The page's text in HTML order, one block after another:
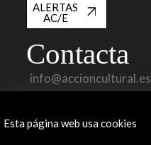
ALERTAS
AC/E
Contacta
info@accioncultural.es
José Abascal, 4 - 4º
Esta página web usa cookies